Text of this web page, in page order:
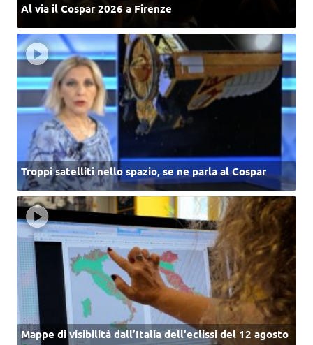
Al via il Cospar 2026 a Firenze
Troppi satelliti nello spazio, se ne parla al Cospar
Mappe di visibilità dall’Italia dell'eclissi del 12 agosto